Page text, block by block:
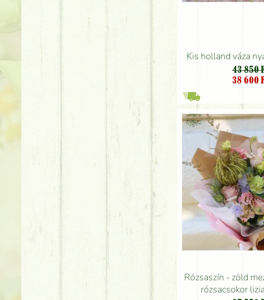
Kis holland váza
43 850
38 600
Rózsaszín - zöld
rózsacsokor